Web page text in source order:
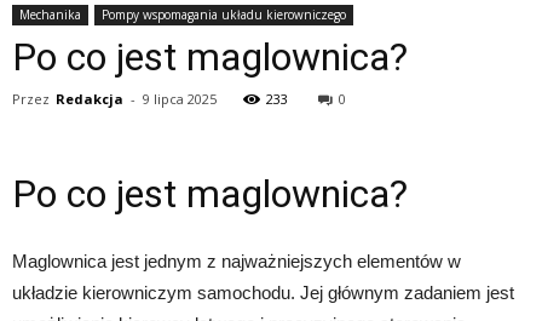
Mechanika Pompy wspomagania układu kierowniczego
Po co jest maglownica?
Przez Redakcja - 9 lipca 2025 233 0
Po co jest maglownica?
Maglownica jest jednym z najważniejszych elementów w
układzie kierowniczym samochodu. Jej głównym zadaniem jest